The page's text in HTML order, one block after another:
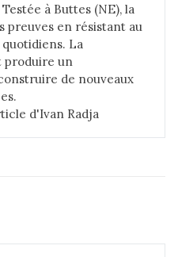
à Buttes (NE), la
preuves en résistant au
La
produire un
de nouveaux
d'Ivan Radja